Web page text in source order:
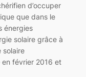
d’occuper
que dans le
énergies
solaire grâce à
solaire
février 2016 et